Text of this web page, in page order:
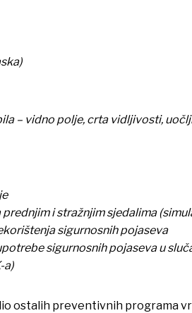
– vidno polje, crta vidljivosti,
i stražnjim sjedalima
sigurnosnih pojaseva
sigurnosnih pojaseva u
a)
ostalih preventivnih programa